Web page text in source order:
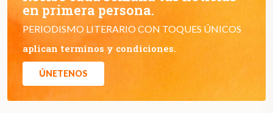
en primera persona.
PERIODISMO LITERARIO CON TOQUES ÚNICOS
aplican terminos y condiciones.
ÚNETENOS